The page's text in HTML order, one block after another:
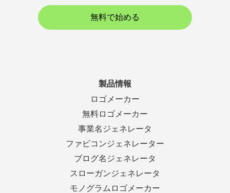
無料で始める
製品情報
ロゴメーカー
無料ロゴメーカー
事業名ジェネレータ
ファビコンジェネレーター
ブログ名ジェネレータ
スローガンジェネレータ
モノグラムロゴメーカー